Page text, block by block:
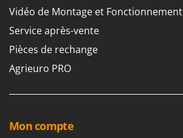
P
Palumbo Pavi
Partisani
Paterlini
Philips
Prismafood
Vidéo de Montage et Fonctionnement
Service après-vente
Pièces de rechange
Agrieuro PRO
Mon compte